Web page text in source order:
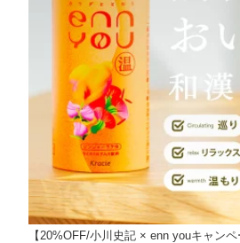
【20%OFF/小川史記 × enn youキャン